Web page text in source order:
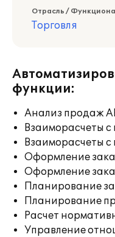
Отрасль /
Торговля
функции:
Анализ продаж
Взаиморасчеты с
Взаиморасчеты
Оформление
Оформление
Планирование
Планирование
Расчет
Управление